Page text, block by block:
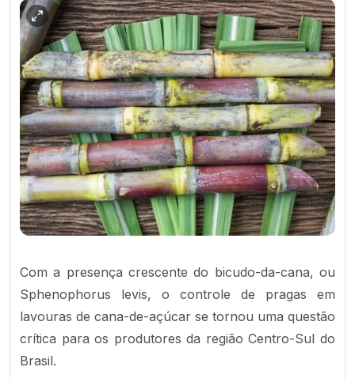
Com a presença crescente do bicudo-da-cana, ou
Sphenophorus levis, o controle de pragas em
lavouras de cana-de-açúcar se tornou uma questão
crítica para os produtores da região Centro-Sul do
Brasil.